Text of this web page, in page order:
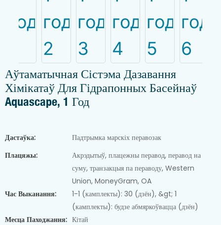
Аўтаматычная Сістэма Дазавання
Хімікатаў Для Гідрапонных Басейнаў
Aquascape, 1 Год
Дастаўка:
Падтрымка марскіх перавозак
Плацяжы:
Акрэдытыў, плацежны перавод, перавод на
суму, транзакцыя па пераводу, Western
Union, MoneyGram, OA
Час Выканання:
1-1 (камплекты): 30 (дзён), &gt; 1
(камплекты): будзе абмяркоўвацца (дзён)
Месца Паходжання: Кітай